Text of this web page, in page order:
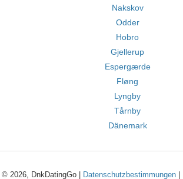
Nakskov
Odder
Hobro
Gjellerup
Espergærde
Fløng
Lyngby
Tårnby
Dänemark
© 2026, DnkDatingGo | Datenschutzbestimmungen